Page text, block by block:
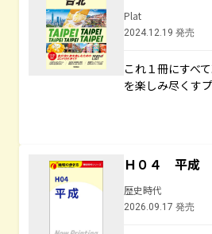
Plat
2024.12.19 発売
これ１冊にすべ
を楽しみ尽くす
Ｈ０４ 平成
歴史時代
2026.09.17 発売